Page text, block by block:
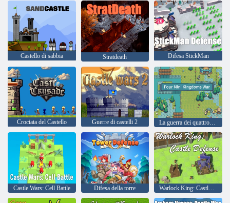
Castello di sabbia Stratdeath Difesa StickMan
Crociata del Castello Guerre di castelli 2 La guerra dei quattro mini regni
Castle Wars: Cell Battle Difesa della torre Warlock King: Castle Defense